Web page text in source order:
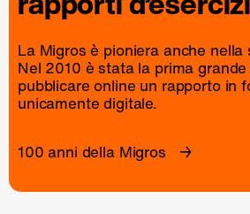
La Migros è pioniera anche
Nel 2010 è stata la prima
pubblicare online un rapportoin
unicamente digitale.
100 anni della Migros